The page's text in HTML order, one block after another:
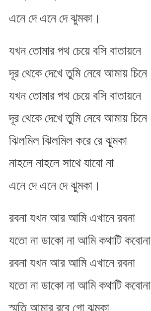
এনে দে এনে দে ঝুমকা।
যখন তোমার পথ চেয়ে বসি বাতায়নে
দূর থেকে দেখে তুমি নেবে আমায় চিনে
যখন তোমার পথ চেয়ে বসি বাতায়নে
দূর থেকে দেখে তুমি নেবে আমায় চিনে
ঝিলমিল ঝিলমিল করে রে ঝুমকা
নাহলে নাহলে সাথে যাবো না
এনে দে এনে দে ঝুমকা।
রবনা যখন আর আমি এখানে রবনা
যতো না ডাকো না আমি কথাটি কবোনা
রবনা যখন আর আমি এখানে রবনা
যতো না ডাকো না আমি কথাটি কবোনা
স্মৃতি আমার রবে গো ঝুমকা